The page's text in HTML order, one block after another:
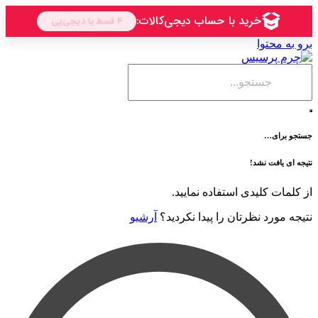
نشد!
کلیدی استفاده نمایید.
نظرتان را پیدا نکردید؟ آرشیو